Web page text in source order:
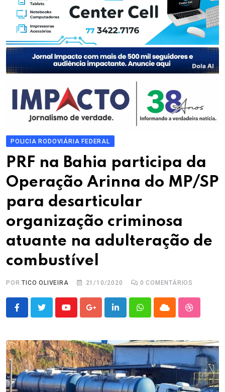
POLICIA RODOVIÁRIA FEDERAL
PRF na Bahia participa da
Operação Arinna do MP/SP
para desarticular
organização criminosa
atuante na adulteração de
combustível
PORTICO OLIVEIRA 21/10/2020 0 COMENTÁRIOS
YoutubeGoogle+LinkedInWhatsappCloud